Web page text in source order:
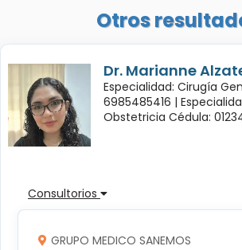
Otros
Dr. Marianne
Especialidad: Cirugía
6985485416 |
Obstetricia Cédula:
Consultorios
GRUPO MEDICO SANEMOS